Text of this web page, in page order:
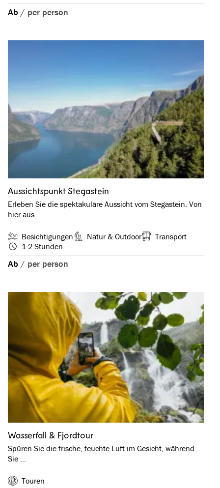
Ab / per person
Aussichtspunkt Stegastein
Erleben Sie die spektakuläre Aussicht vom Stegastein. Von
hier aus …
Besichtigungen Natur & Outdoor
Transport
1-2 Stunden
Ab / per person
Wasserfall & Fjordtour
Spüren Sie die frische, feuchte Luft im Gesicht, während
Sie …
Touren